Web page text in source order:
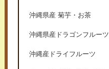
沖縄県産 菊芋・お茶
沖縄県産ドラゴンフルーツ
沖縄産ドライフルーツ